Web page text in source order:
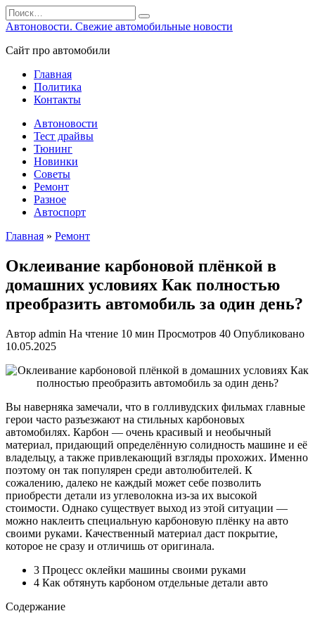
Перейти
к
Search
for:
Автоновости. Свежие автомобильные новости
Сайт про автомобили
Главная
Политика
Контакты
Автоновости
Тест драйвы
Тюнинг
Новинки
Советы
Ремонт
Разное
Автоспорт
Главная » Ремонт
Оклеивание карбоновой плёнкой в
домашних условиях Как полностью
преобразить автомобиль за один день?
Автор admin На чтение 10 мин Просмотров 40 Опубликовано
10.05.2025
Вы наверняка замечали, что в голливудских фильмах главные
герои часто разъезжают на стильных карбоновых
автомобилях. Карбон — очень красивый и необычный
материал, придающий определённую солидность машине и её
владельцу, а также привлекающий взгляды прохожих. Именно
поэтому он так популярен среди автолюбителей. К
сожалению, далеко не каждый может себе позволить
приобрести детали из углеволокна из-за их высокой
стоимости. Однако существует выход из этой ситуации —
можно наклеить специальную карбоновую плёнку на авто
своими руками. Качественный материал даст покрытие,
которое не сразу и отличишь от оригинала.
3 Процесс оклейки машины своими руками
4 Как обтянуть карбоном отдельные детали авто
Содержание